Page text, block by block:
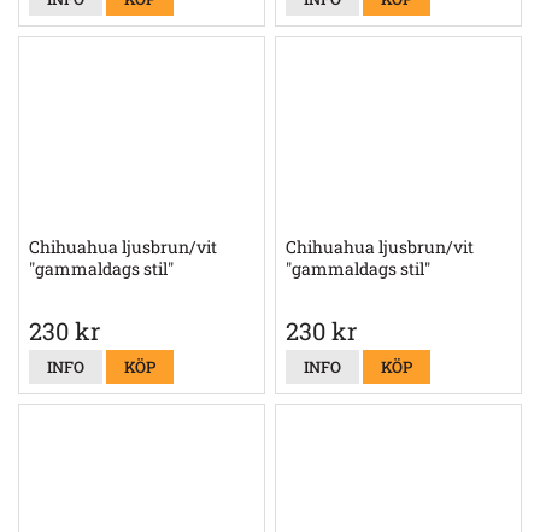
Chihuahua ljusbrun/vit
"gammaldags stil"
230 kr
INFO KÖP
Chihuahua ljusbrun/vit
"gammaldags stil"
230 kr
INFO KÖP